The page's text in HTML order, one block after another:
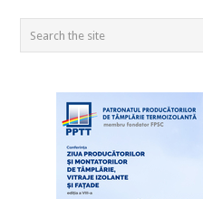
POSTS
NAVIGATION